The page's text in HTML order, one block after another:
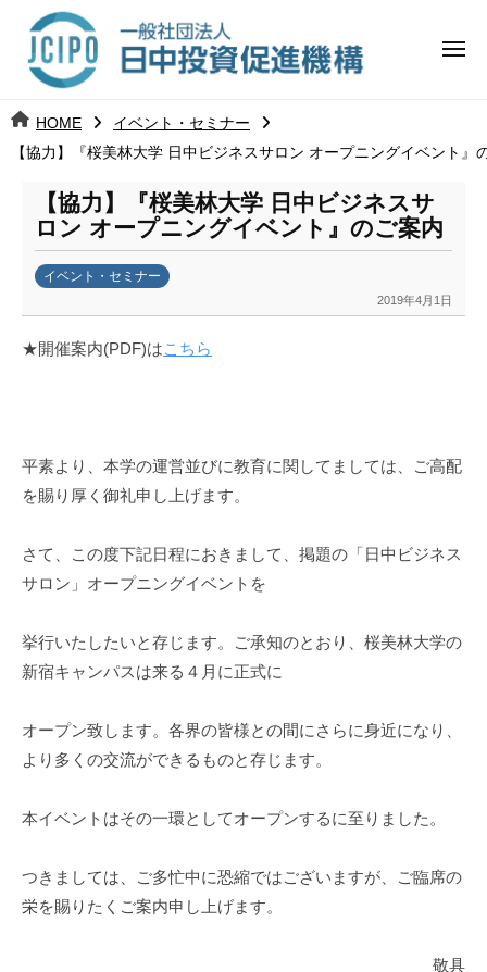
ツ 日
中
投
資
進
j
c
メ
HOME
イベント・セミナー
【協力】『桜美林大学 日中ビジネスサロン オープニングイベント』
【協力】『桜美林大学 日中ビジネスサ
ロン オープニングイベント』のご案内
イベント・セミナー
2019年4月1日
k
u
m
★開催案内(PDF)はこちら
平素より、本学の運営並びに教育に関してましては、ご高配
を賜り厚く御礼申し上げます。
さて、この度下記日程におきまして、掲題の「日中ビジネス
サロン」オープニングイベントを
挙行いたしたいと存じます。ご承知のとおり、桜美林大学の
新宿キャンパスは来る４月に正式に
オープン致します。各界の皆様との間にさらに身近になり、
より多くの交流ができるものと存じます。
本イベントはその一環としてオープンするに至りました。
つきましては、ご多忙中に恐縮ではございますが、ご臨席の
栄を賜りたくご案内申し上げます。
敬具
日
中
資
進
機
構